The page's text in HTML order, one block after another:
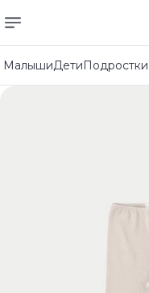
МалышиДетиПодростки